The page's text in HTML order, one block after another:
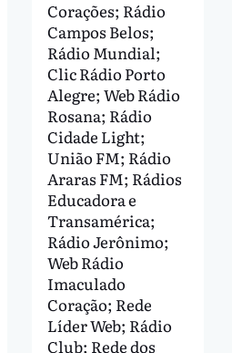
Corações; Rádio
Campos Belos;
Rádio Mundial;
Clic Rádio Porto
Alegre; Web Rádio
Rosana; Rádio
Cidade Light;
União FM; Rádio
Araras FM; Rádios
Educadora e
Transamérica;
Rádio Jerônimo;
Web Rádio
Imaculado
Coração; Rede
Líder Web; Rádio
Club; Rede dos